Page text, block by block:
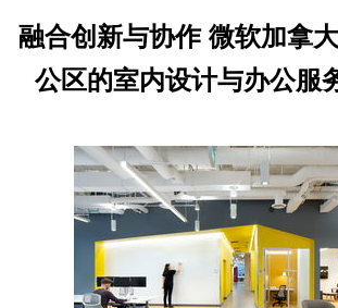
融合创新与协作 微软加拿
公区的室内设计与办公服